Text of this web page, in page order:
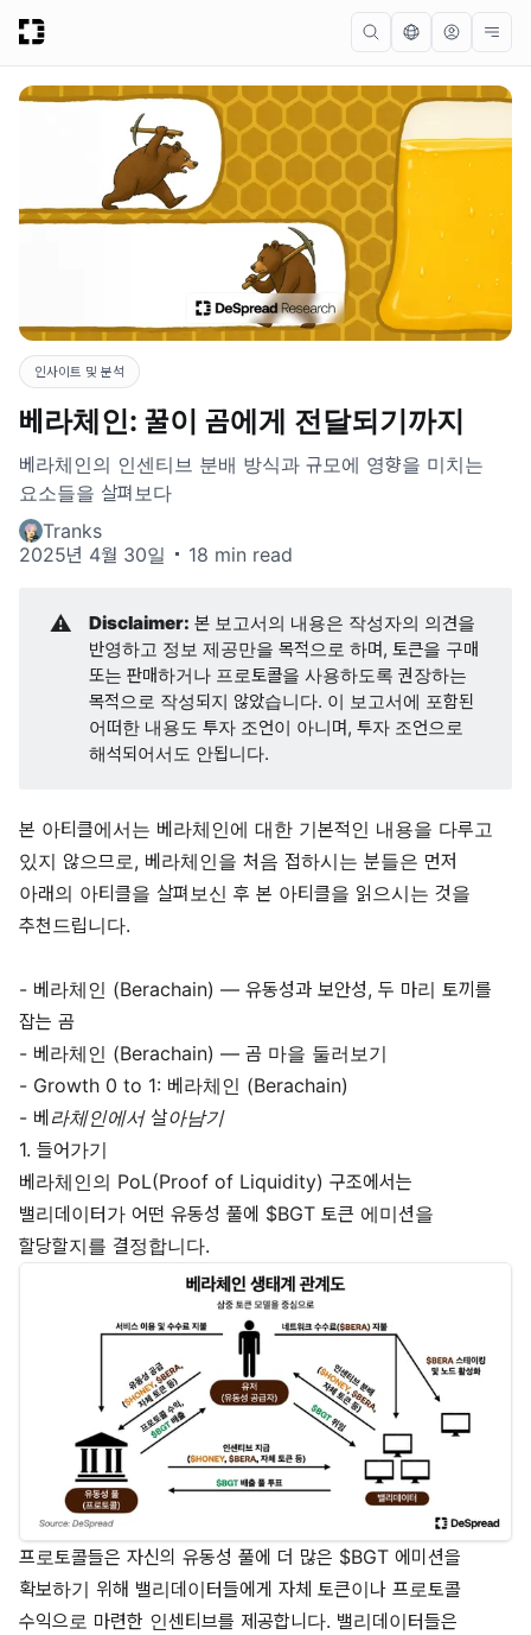
인사이트 및 분석
베라체인: 꿀이 곰에게 전달되기까지
베라체인의 인센티브 분배 방식과 규모에 영향을 미치는
요소들을 살펴보다
Tranks
2025년 4월 30일
18 min read
⚠️ Disclaimer: 본 보고서의 내용은 작성자의 의견을
반영하고 정보 제공만을 목적으로 하며, 토큰을 구매
또는 판매하거나 프로토콜을 사용하도록 권장하는
목적으로 작성되지 않았습니다. 이 보고서에 포함된
어떠한 내용도 투자 조언이 아니며, 투자 조언으로
해석되어서도 안됩니다.
본 아티클에서는 베라체인에 대한 기본적인 내용을 다루고
있지 않으므로, 베라체인을 처음 접하시는 분들은 먼저
아래의 아티클을 살펴보신 후 본 아티클을 읽으시는 것을
추천드립니다.
- 베라체인 (Berachain) — 유동성과 보안성, 두 마리 토끼를
잡는 곰
- 베라체인 (Berachain) — 곰 마을 둘러보기
- Growth 0 to 1: 베라체인 (Berachain)
- 베라체인에서 살아남기
1. 들어가기
베라체인의 PoL(Proof of Liquidity) 구조에서는
밸리데이터가 어떤 유동성 풀에 $BGT 토큰 에미션을
할당할지를 결정합니다.
프로토콜들은 자신의 유동성 풀에 더 많은 $BGT 에미션을
확보하기 위해 밸리데이터들에게 자체 토큰이나 프로토콜
수익으로 마련한 인센티브를 제공합니다. 밸리데이터들은